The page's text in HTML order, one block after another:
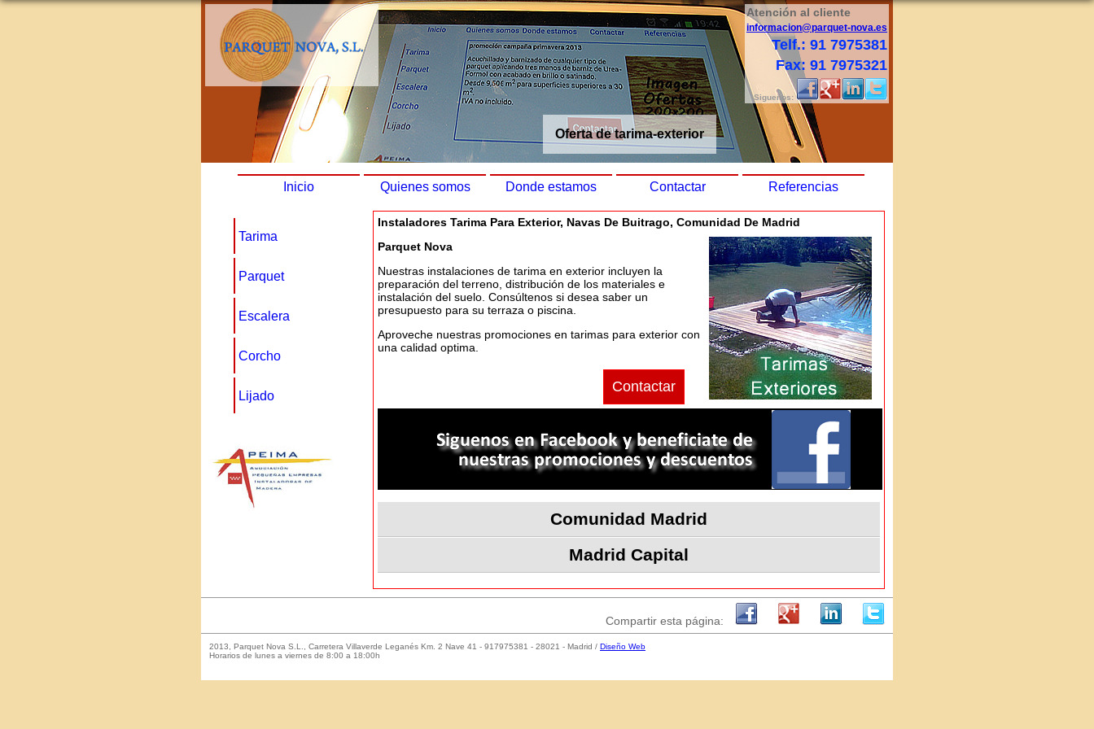
Atención al cliente
informacion@parquet-nova.es
Telf.: 91 7975381
Fax: 91 7975321
Siguenos:
Oferta de tarima-exterior
Inicio Quienes somos Donde estamos Contactar Referencias
Tarima
Parquet
Escalera
Corcho
Lijado
Instaladores Tarima Para Exterior, Navas De Buitrago, Comunidad De Madrid
Parquet Nova
Nuestras instalaciones de tarima en exterior incluyen la
preparación del terreno, distribución de los materiales e
instalación del suelo. Consúltenos si desea saber un
presupuesto para su terraza o piscina.
Aproveche nuestras promociones en tarimas para exterior con
una calidad optima.
Contactar
Comunidad Madrid
Madrid Capital
Compartir esta página:
2013, Parquet Nova S.L., Carretera Villaverde Leganés Km. 2 Nave 41 - 917975381 - 28021 - Madrid / Diseño Web
Horarios de lunes a viernes de 8:00 a 18:00h